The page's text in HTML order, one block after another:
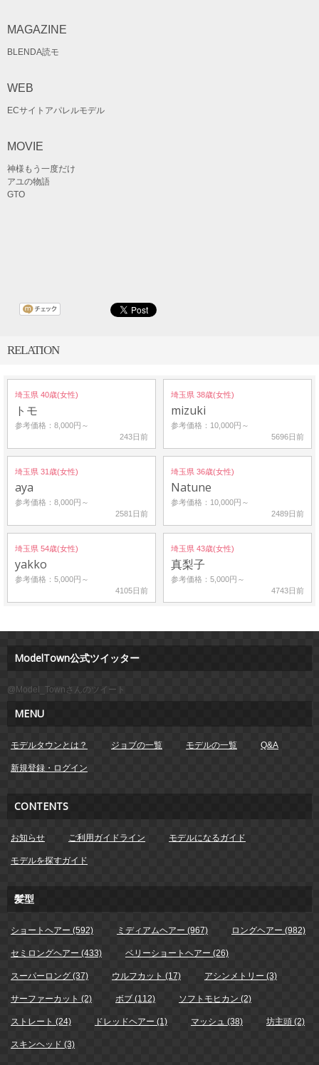
MAGAZINE
BLENDA読モ
WEB
ECサイトアパレルモデル
MOVIE
神様もう一度だけ
アユの物語
GTO
RELATION
埼玉県 40歳(女性)
トモ
参考価格：8,000円～
243日前
埼玉県 38歳(女性)
mizuki
参考価格：10,000円～
5696日前
埼玉県 31歳(女性)
aya
参考価格：8,000円～
2581日前
埼玉県 36歳(女性)
Natune
参考価格：10,000円～
2489日前
埼玉県 54歳(女性)
yakko
参考価格：5,000円～
4105日前
埼玉県 43歳(女性)
真梨子
参考価格：5,000円～
4743日前
ModelTown公式ツイッター
@Model_Townさんのツイート
MENU
モデルタウンとは？ ジョブの一覧 モデルの一覧 Q&A
新規登録・ログイン
CONTENTS
お知らせ ご利用ガイドライン モデルになるガイド
モデルを探すガイド
髪型
ショートヘアー (592) ミディアムヘアー (967) ロングヘアー (982)
セミロングヘアー (433) ベリーショートヘアー (26)
スーパーロング (37) ウルフカット (17) アシンメトリー (3)
サーファーカット (2) ボブ (112) ソフトモヒカン (2)
ストレート (24) ドレッドヘアー (1) マッシュ (38) 坊主頭 (2)
スキンヘッド (3)